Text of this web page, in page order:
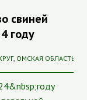
свиней
году
, ОМСКАЯ ОБЛАСТЬ